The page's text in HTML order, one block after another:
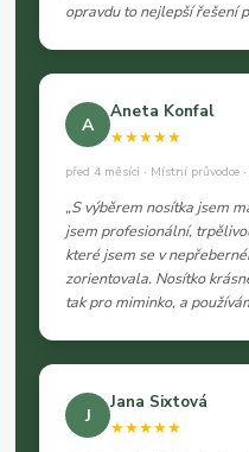
opravdu to nejlepší řešení
A
Aneta Konfal
★★★★★
před 4 měsíci · Místní průvodce
„S výběrem nosítka jsem
jsem profesionální,
které jsem se v
zorientovala. Nosítko
tak pro miminko, a
J
Jana Sixtová
★★★★★